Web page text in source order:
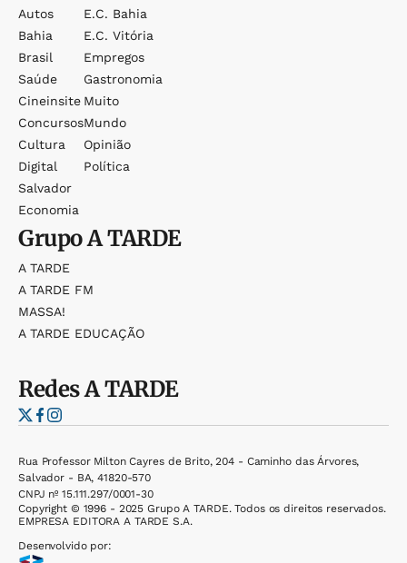
Autos
Bahia
Brasil
Saúde
Cineinsite
Concursos
Cultura
Digital
Salvador
Economia
E.c. Bahia
E.c. Vitória
Empregos
Gastronomia
Muito
Mundo
Opinião
Política
GrupoA TARDE
A TARDE
A TARDE FM
MASSA!
A TARDE EDUCAÇÃO
RedesA TARDE
Rua Professor Milton Cayres de Brito, 204 - Caminho das Árvores,
Salvador - BA, 41820-570
CNPJ nº 15.111.297/0001-30
Copyright © 1996 - 2025 Grupo A TARDE. Todos os direitos reservados.
EMPRESA EDITORA A TARDE S.A.
Desenvolvido por: